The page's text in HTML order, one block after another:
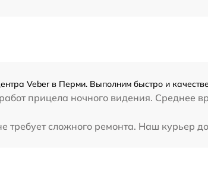
Veber в Перми. Выполним быстро и
прицела ночного видения. Среднее
сложного ремонта. Наш курьер